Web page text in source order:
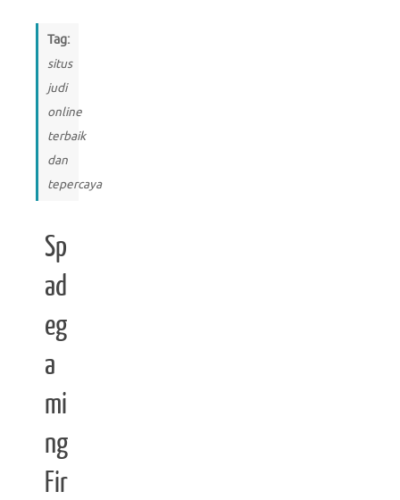
Tag:
situs
judi
online
terbaik
dan
tepercaya
Sp
ad
eg
a
mi
ng
Fir